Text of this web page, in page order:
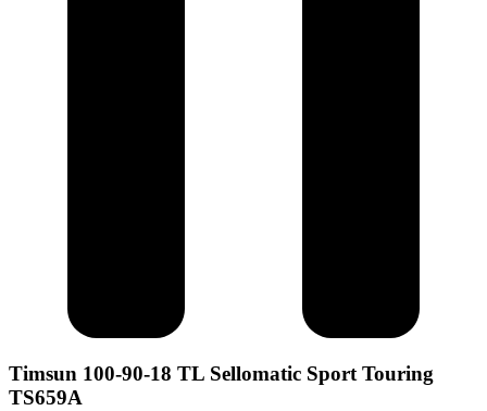
Timsun 100-90-18 TL Sellomatic Sport Touring
TS659A